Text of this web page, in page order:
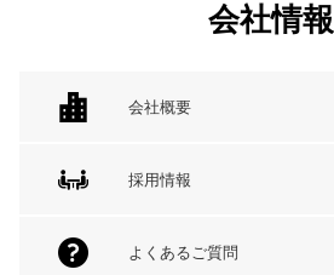
会社情報
会社概要
採用情報
よくあるご質問